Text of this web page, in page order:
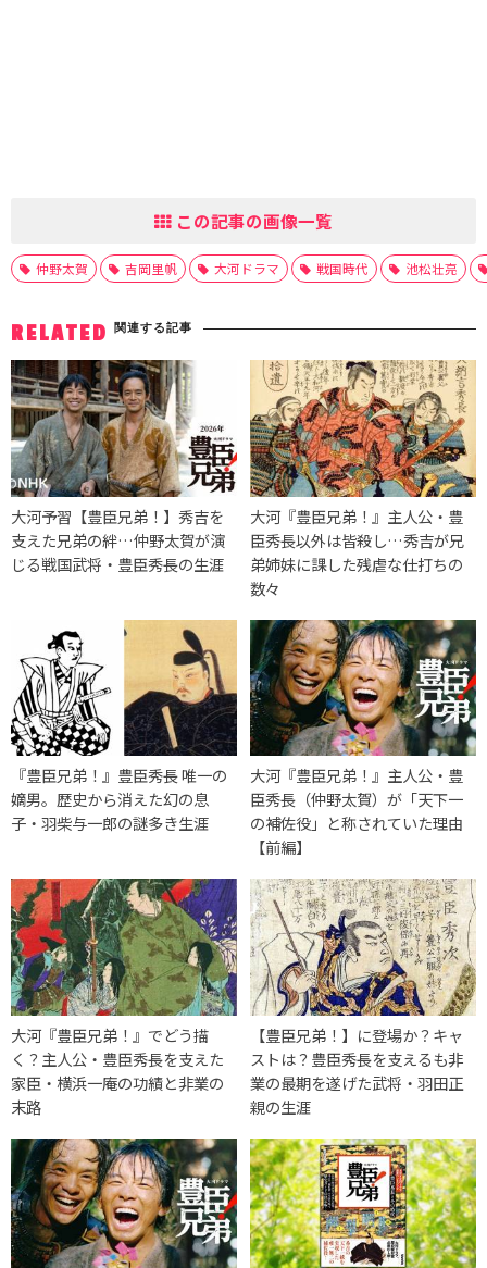
この記事の画像一覧
仲野太賀 吉岡里帆 大河ドラマ 戦国時代 池松壮亮
RELATED 関連する記事
大河予習【豊臣兄弟！】秀吉を
支えた兄弟の絆…仲野太賀が演
じる戦国武将・豊臣秀長の生涯
大河『豊臣兄弟！』主人公・豊
臣秀長以外は皆殺し…秀吉が兄
弟姉妹に課した残虐な仕打ちの
数々
『豊臣兄弟！』豊臣秀長 唯一の
嫡男。歴史から消えた幻の息
子・羽柴与一郎の謎多き生涯
大河『豊臣兄弟！』主人公・豊
臣秀長（仲野太賀）が「天下一
の補佐役」と称されていた理由
【前編】
大河『豊臣兄弟！』でどう描
く？主人公・豊臣秀長を支えた
家臣・横浜一庵の功績と非業の
末路
【豊臣兄弟！】に登場か？キャ
ストは？豊臣秀長を支えるも非
業の最期を遂げた武将・羽田正
親の生涯